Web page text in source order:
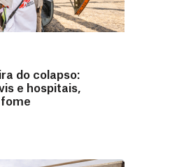
do colapso:
e hospitais,